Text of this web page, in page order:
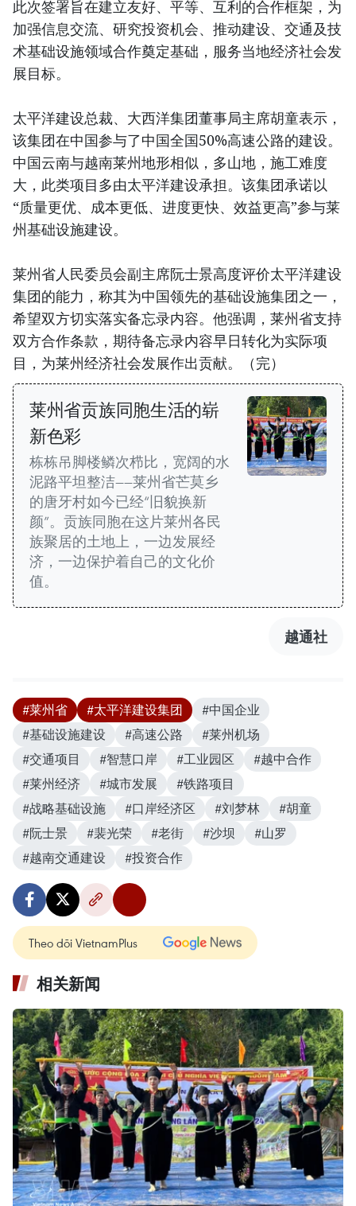
此次签署旨在建立友好、平等、互利的合作框架，为
加强信息交流、研究投资机会、推动建设、交通及技
术基础设施领域合作奠定基础，服务当地经济社会发
展目标。
太平洋建设总裁、大西洋集团董事局主席胡童表示，
该集团在中国参与了中国全国50%高速公路的建设。
中国云南与越南莱州地形相似，多山地，施工难度
大，此类项目多由太平洋建设承担。该集团承诺以
“质量更优、成本更低、进度更快、效益更高”参与莱
州基础设施建设。
莱州省人民委员会副主席阮士景高度评价太平洋建设
集团的能力，称其为中国领先的基础设施集团之一，
希望双方切实落实备忘录内容。他强调，莱州省支持
双方合作条款，期待备忘录内容早日转化为实际项
目，为莱州经济社会发展作出贡献。（完）
莱州省贡族同胞生活的崭
新色彩
栋栋吊脚楼鳞次栉比，宽阔的水
泥路平坦整洁——莱州省芒莫乡
的唐牙村如今已经“旧貌换新
颜”。贡族同胞在这片莱州各民
族聚居的土地上，一边发展经
济，一边保护着自己的文化价
值。
越通社
#莱州省 #太平洋建设集团
#中国企业
#基础设施建设
#高速公路
#莱州机场
#交通项目
#智慧口岸 #工业园区
#越中合作
#莱州经济
#城市发展
#铁路项目
#战略基础设施
#口岸经济区 #刘梦林
#胡童
#阮士景
#裴光荣 #老街 #沙坝
#山罗
#越南交通建设
#投资合作
Theo dõi VietnamPlus
相关新闻